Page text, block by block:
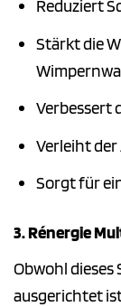
Reduziert
Stärkt die
Verbessert
Verleiht
Sorgt für
3. Rénergie
Obwohl
ausgerichtet